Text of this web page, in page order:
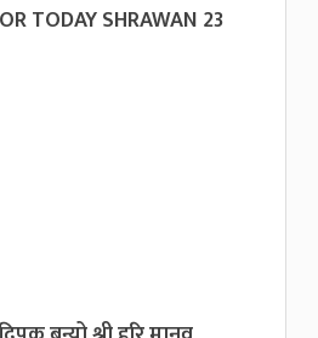
TODAY SHRAWAN 23